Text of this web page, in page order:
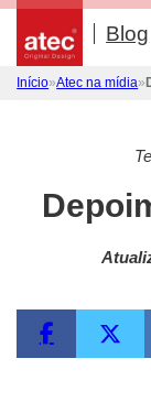
Início»Atec na mídia»